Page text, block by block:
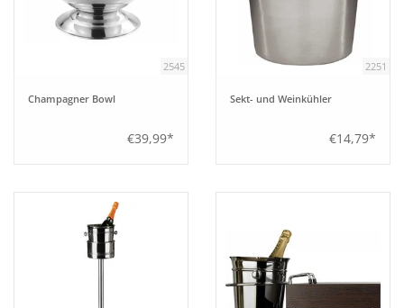
2545
Champagner Bowl
€39,99*
2251
Sekt- und Weinkühler
€14,79*